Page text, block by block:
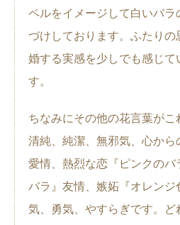
ペルをイメージして白いバラ
づけしております。ふたり
婚する実感を少しでも感じて
す。
ちなみにその他の花言葉がこ
清純、純潔、無邪気、心から
愛情、熱烈な恋『ピンクの
バラ』友情、嫉妬『オレンジ
気、勇気、やすらぎです。ど